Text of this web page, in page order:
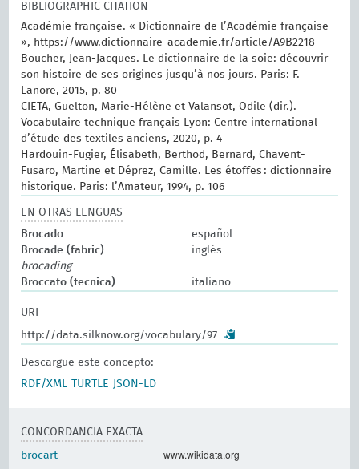
BIBLIOGRAPHIC CITATION
Académie française. « Dictionnaire de l’Académie française
», https://www.dictionnaire-academie.fr/article/A9B2218
Boucher, Jean-Jacques. Le dictionnaire de la soie: découvrir
son histoire de ses origines jusqu’à nos jours. Paris: F.
Lanore, 2015, p. 80
CIETA, Guelton, Marie-Hélène et Valansot, Odile (dir.).
Vocabulaire technique français Lyon: Centre international
d’étude des textiles anciens, 2020, p. 4
Hardouin-Fugier, Élisabeth, Berthod, Bernard, Chavent-
Fusaro, Martine et Déprez, Camille. Les étoffes : dictionnaire
historique. Paris: l’Amateur, 1994, p. 106
EN OTRAS LENGUAS
Brocado
español
Brocade (fabric)
inglés
brocading
Broccato (tecnica)
italiano
URI
http://data.silknow.org/vocabulary/97
Descargue este concepto:
RDF/XML
TURTLE JSON-LD
CONCORDANCIA EXACTA
brocart www.wikidata.org